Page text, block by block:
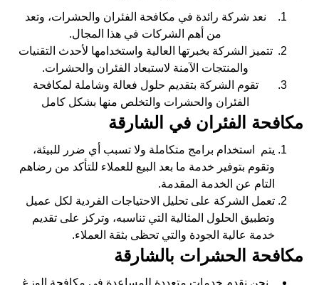
نعد شركة رائدة في مكافحة الفئران والحشرات، وتعد
من أهم الشركات في هذا المجال.
تتميز الشركة بخبرتها العالية واستخدامها لأحدث التقنيات
والمنتجات الآمنة لاستبعاد الفئران والحشرات.
تقوم الشركة بتقديم حلول فعالة وشاملة لمكافحة
الفئران والحشرات والتخلص منها بشكل كامل
مكافحة الفئران في الشارقة
يتم استخدام برامج متكاملة ولا تسبب أي ضرر للبيئة،
وتقوم بتوفير خدمة ما بعد البيع للعملاء للتأكد من رضاهم
التام عن الخدمة المقدمة.
تعمل الشركة على تحليل الاحتياجات الفردية لكل عميل
وتطبيق الحلول المثالية التي تناسبه، وتركز على تقديم
خدمة عالية الجودة والتي تحظى بثقة العملاء.
مكافحة الحشرات بالشارقة
نحن نقدم خدمات متعددة للمساعدة في مكافحة الوزغ